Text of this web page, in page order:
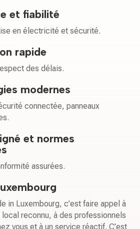
et fiabilité
en électricité et sécurité.
rapide
des délais.
modernes
connectée, panneaux
et normes
assurées.
in Luxembourg, c’est faire appel à
local reconnu, à des professionnels
vous et à un service réactif. C’est